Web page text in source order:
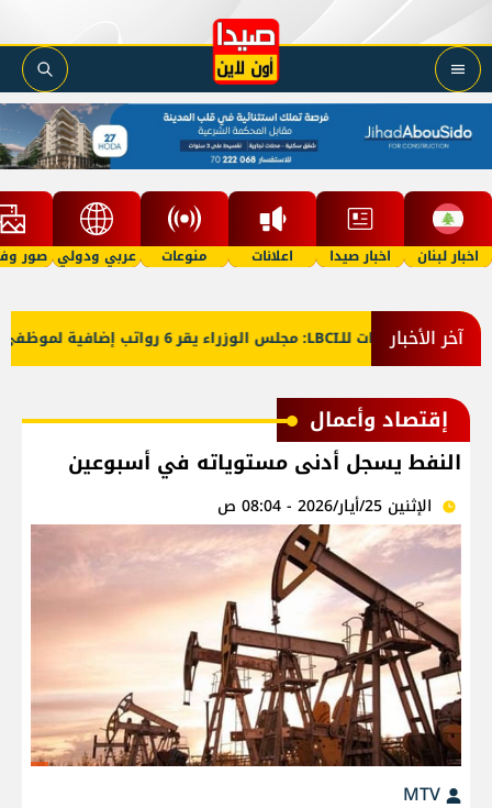
اخبار لبنان اخبار صيدا اعلانات منوعات عربي ودولي صور
آخر الأخبار
معلومات للـLBCI: مجلس الوزراء يقر 6 رواتب إضافية لموظفي القطاع العام وصرف الفروقات بأثر رجعي منذ آذار
إقتصاد وأعمال
النفط يسجل أدنى مستوياته في أسبوعين
الإثنين 25/أيار/2026 - 08:04 ص